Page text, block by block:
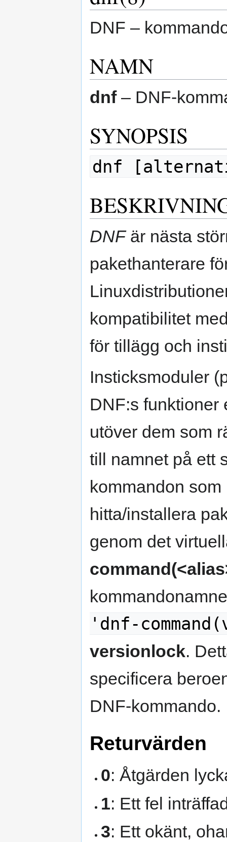
DNF –
NAMN
dnf– DNF-
SYNOPSIS
dnf
DNFär nästa
pakethanterare
kompatibilitet
för tillägg och
Insticksmoduler
DNF:s funktioner
utöver dem som
till namnet på ett
kommandon
hitta/installera
genom det
'dnf-
versionlock.
specificera
DNF-kommando.
Returvärden
0: Åtgärden
1: Ett fel
3: Ett okänt,